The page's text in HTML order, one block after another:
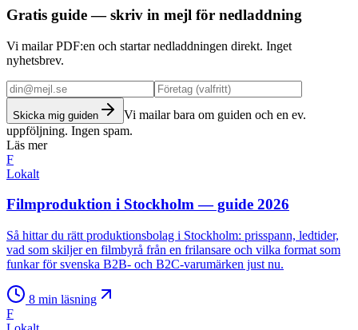
Gratis guide — skriv in mejl för nedladdning
Vi mailar PDF:en och startar nedladdningen direkt. Inget
nyhetsbrev.
Skicka mig guiden
Vi mailar bara om guiden och en ev.
uppföljning. Ingen spam.
Läs mer
F
Lokalt
Filmproduktion i Stockholm — guide 2026
Så hittar du rätt produktionsbolag i Stockholm: prisspann, ledtider,
vad som skiljer en filmbyrå från en frilansare och vilka format som
funkar för svenska B2B- och B2C-varumärken just nu.
8 min läsning
F